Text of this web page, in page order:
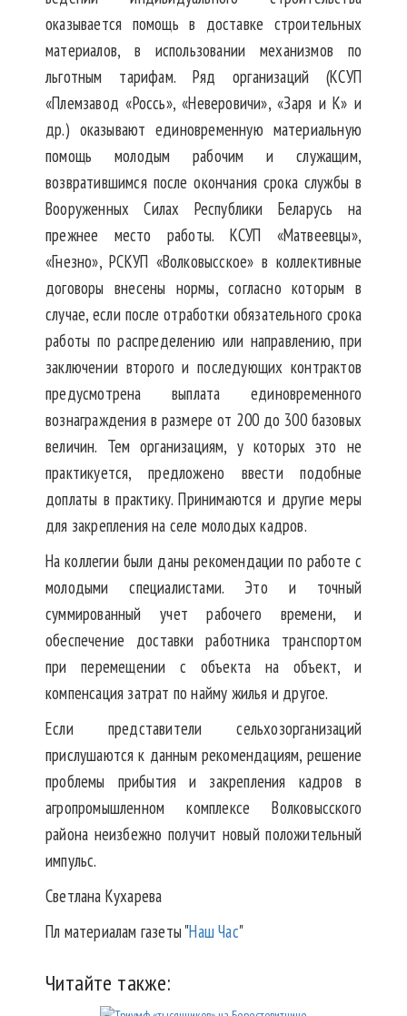
оказывается помощь в доставке строительных
материалов, в использовании механизмов по
льготным тарифам. Ряд организаций (КСУП
«Племзавод «Россь», «Неверовичи», «Заря и К» и
др.) оказывают единовременную материальную
помощь молодым рабочим и служащим,
возвратившимся после окончания срока службы в
Вооруженных Силах Республики Беларусь на
прежнее место работы. КСУП «Матвеевцы»,
«Гнезно», РСКУП «Волковысское» в коллективные
договоры внесены нормы, согласно которым в
случае, если после отработки обязательного срока
работы по распределению или направлению, при
заключении второго и последующих контрактов
предусмотрена выплата единовременного
вознаграждения в размере от 200 до 300 базовых
величин. Тем организациям, у которых это не
практикуется, предложено ввести подобные
доплаты в практику. Принимаются и другие меры
для закрепления на селе молодых кадров.
На коллегии были даны рекомендации по работе с
молодыми специалистами. Это и точный
суммированный учет рабочего времени, и
обеспечение доставки работника транспортом
при перемещении с объекта на объект, и
компенсация затрат по найму жилья и другое.
Если представители сельхозорганизаций
прислушаются к данным рекомендациям, решение
проблемы прибытия и закрепления кадров в
агропромышленном комплексе Волковысского
района неизбежно получит новый положительный
импульс.
Светлана Кухарева
Пл материалам газеты "Наш Час"
Читайте также: